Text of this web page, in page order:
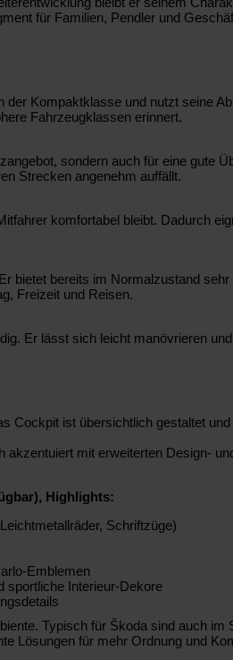
für Familien, Pendler und
Kompaktklasse und nutzt seine
Fahrzeugklassen erinnert.
sondern auch für eine gute
Strecken angenehm auffällt.
komfortabel bleibt. Dadurch
bietet bereits im Normalzustand
Freizeit und Reisen.
Er lässt sich leicht manövrieren
ist übersichtlich gestaltet
mit erweiterten Design-
Highlights:
Schriftzüge)
Emblemen
sportliche Interieur-Dekore
Typisch für Škoda sind auch
Lösungen für mehr Ordnung und